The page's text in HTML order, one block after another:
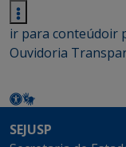
ir para conteúdoir
Ouvidoria
SEJUSP